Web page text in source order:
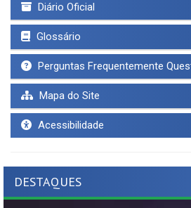
Diário Oficial
Glossário
Perguntas Frequentemente
Mapa do Site
Acessibilidade
DESTAQUES